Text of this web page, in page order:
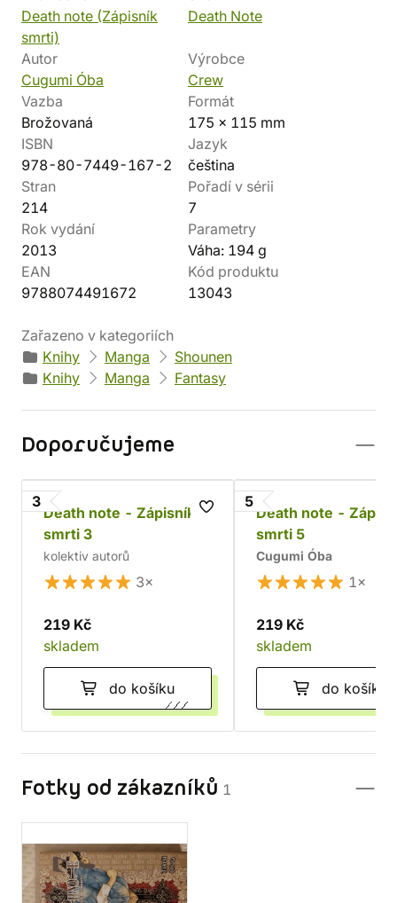
Death note (Zápisník
smrti)
Death Note
Autor
Cugumi Óba
Výrobce
Crew
Vazba
Brožovaná
Formát
175 x 115 mm
ISBN
978-80-7449-167-2
Jazyk
čeština
Stran
214
Pořadí v sérii
7
Rok vydání
2013
Parametry
Váha: 194 g
EAN
9788074491672
Kód produktu
13043
Zařazeno v kategoriích
Knihy
Manga
Shounen
Knihy
Manga Fantasy
Doporučujeme
3
Death note - Zápisník
smrti 3
kolektiv autorů
3×
219 Kč
skladem
do košíku
5
Death note -
smrti 5
Cugumi Óba
1×
219 Kč
skladem
do košíku
Fotky od zákazníků 1